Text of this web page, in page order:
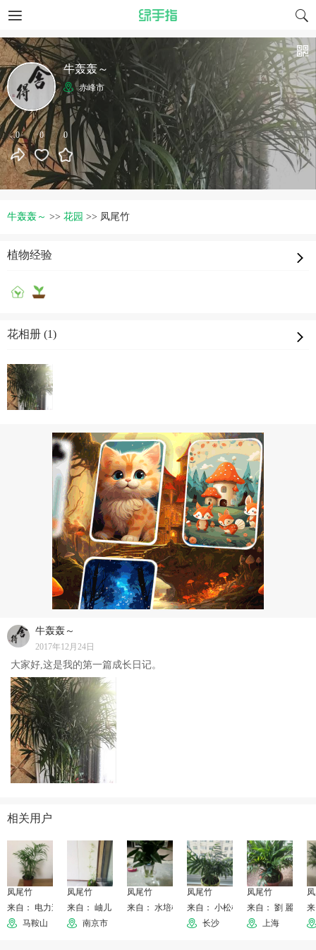
0 0 0
牛轰轰～
赤峰市
牛轰轰～ >> 花园 >> 凤尾竹
植物经验
花相册 (1)
牛轰轰～
2017年12月24日
大家好,这是我的第一篇成长日记。
相关用户
凤尾竹
来自： 电力造价
马鞍山
凤尾竹
来自： 岫儿
南京市
凤尾竹
来自： 水培植物新手
凤尾竹
来自： 小松树快乐
长沙
凤尾竹
来自： 劉 麗
上海